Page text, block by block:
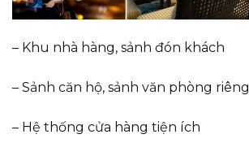
– Khu nhà hàng, sảnh đón khách
– Sảnh căn hộ, sảnh văn phòng riêng
– Hệ thống cửa hàng tiện ích